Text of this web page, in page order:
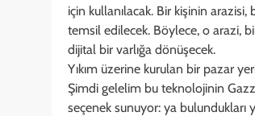
için kullanılacak. Bir kişinin
temsil edilecek. Böylece, o arazi,
dijital bir varlığa dönüşecek.
Yıkım üzerine kurulan bir pazar
Şimdi gelelim bu teknolojinin
seçenek sunuyor: ya bulundukları